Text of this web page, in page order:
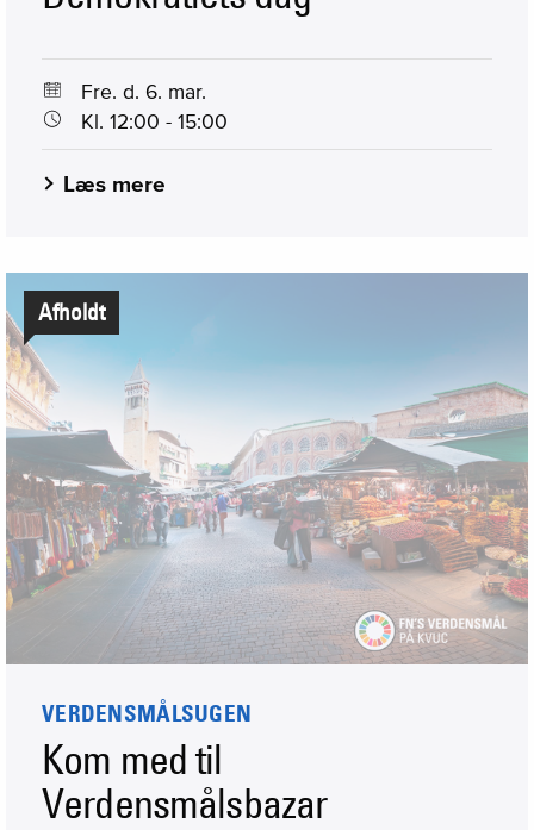
Fre. d. 6. mar.
Kl. 12:00 - 15:00
Læs mere
Afholdt
VERDENSMÅLSUGEN
Kom med til
Verdensmålsbazar